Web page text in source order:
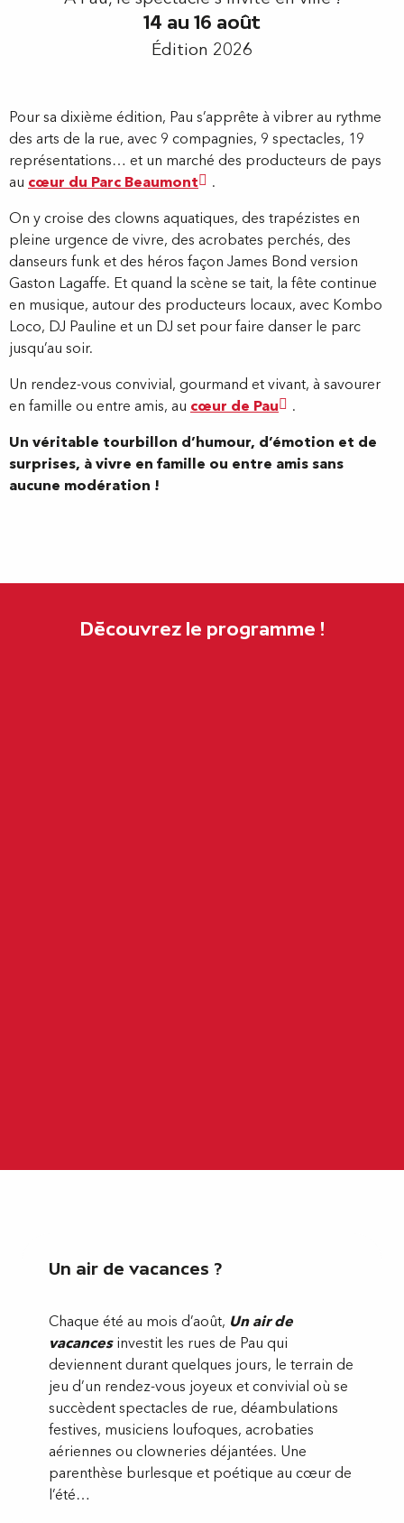
14 au 16 août
Édition 2026
Pour sa dixième édition, Pau s’apprête à vibrer au rythme
des arts de la rue, avec 9 compagnies, 9 spectacles, 19
représentations… et un marché des producteurs de pays
au cœur du Parc Beaumont
.
On y croise des clowns aquatiques, des trapézistes en
pleine urgence de vivre, des acrobates perchés, des
danseurs funk et des héros façon James Bond version
Gaston Lagaffe. Et quand la scène se tait, la fête continue
en musique, autour des producteurs locaux, avec Kombo
Loco, DJ Pauline et un DJ set pour faire danser le parc
jusqu’au soir.
Un rendez-vous convivial, gourmand et vivant, à savourer
en famille ou entre amis, au cœur de Pau
.
Un véritable tourbillon d’humour, d’émotion et de
surprises, à vivre en famille ou entre amis sans
aucune modération !
Découvrez le programme !
Un air de vacances ?
Chaque été au mois d’août, Un air de
vacancesinvestit les rues de Pau qui
deviennent durant quelques jours, le terrain de
jeu d’un rendez-vous joyeux et convivial où se
succèdent spectacles de rue, déambulations
festives, musiciens loufoques, acrobaties
aériennes ou clowneries déjantées. Une
parenthèse burlesque et poétique au cœur de
l’été…